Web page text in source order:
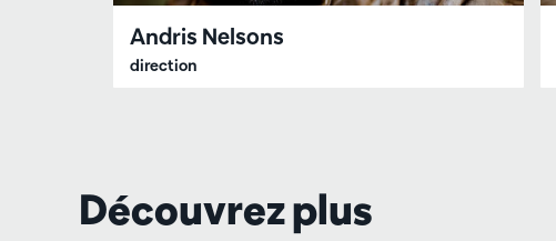
Andris Nelsons
direction
Découvrez plus